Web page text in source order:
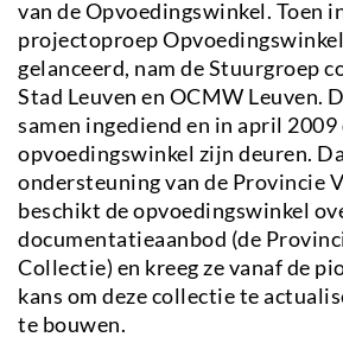
van de Opvoedingswinkel. Toen
projectoproep
gelanceerd, nam de Stuurgroep
Stad Leuven en OCMW Leuven.
samen ingediend en in april 2009
opvoedingswinkel zijn deuren.
ondersteuning van de Provincie
beschikt de opvoedingswinkel
documentatieaanbod (de
Collectie) en kreeg ze vanaf de
kans om deze collectie te
te bouwen.